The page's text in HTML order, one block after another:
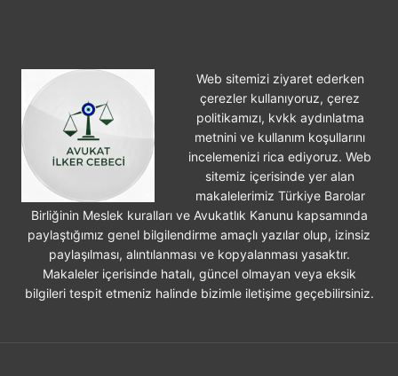
Web sitemizi ziyaret ederken
çerezler kullanıyoruz, çerez
politikamızı, kvkk aydınlatma
metnini ve kullanım koşullarını
incelemenizi rica ediyoruz. Web
sitemiz içerisinde yer alan
makalelerimiz Türkiye Barolar
Birliğinin Meslek kuralları ve Avukatlık Kanunu kapsamında
paylaştığımız genel bilgilendirme amaçlı yazılar olup, izinsiz
paylaşılması, alıntılanması ve kopyalanması yasaktır.
Makaleler içerisinde hatalı, güncel olmayan veya eksik
bilgileri tespit etmeniz halinde bizimle iletişime geçebilirsiniz.